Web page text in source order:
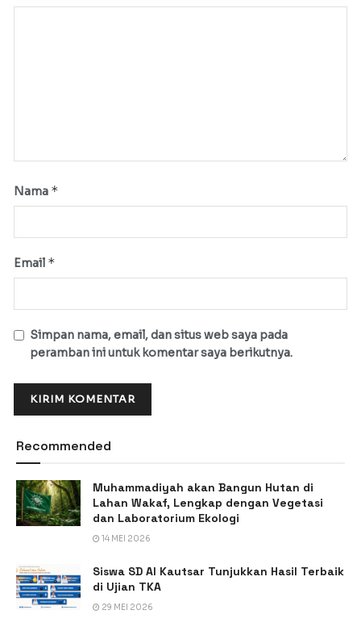
Nama *
Email *
Simpan nama, email, dan situs web saya pada
peramban ini untuk komentar saya berikutnya.
Recommended
Muhammadiyah akan Bangun Hutan di
Lahan Wakaf, Lengkap dengan Vegetasi
dan Laboratorium Ekologi
14 MEI 2026
Siswa SD Al Kautsar Tunjukkan Hasil Terbaik
di Ujian TKA
29 MEI 2026